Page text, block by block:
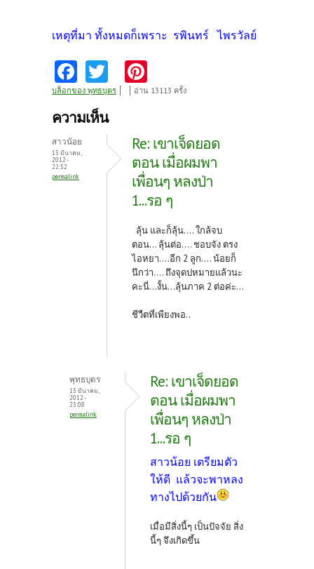
เหตุที่มา ทั้งหมดก็เพราะ รพินทร์ ไพรวัลย์
Fa
ce
b
o
o
k
w
itt
nt
es
t
บล็อกของ พุทธบุตร อ่าน 13113 ครั้ง
ความเห็น
สาวน้อย
13 มีนาคม,
2012 -
22:52
permalink
Re: เขาเจ็ดยอด
ตอน เมื่อผมพา
เพื่อนๆ หลงป่า
1...รอ ๆ
ลุ้น และก็ลุ้น.... ใกล้จบ
ตอน... ลุ้นต่อ.... ชอบจัง ตรง
ไอหยา....อีก 2 ลูก.... น้อยก็
นึกว่า.... ถึงจุดปหมายแล้วนะ
คะนี่...งั้น...ลุ้นภาค 2 ต่อค่ะ...
ชีวืตที่เพียงพอ..
พุทธบุตร
13 มีนาคม,
2012 -
23:08
permalink
Re: เขาเจ็ดยอด
ตอน เมื่อผมพา
เพื่อนๆ หลงป่า
1...รอ ๆ
สาวน้อย เตรียมตัว
ให้ดี แล้วจะพาหลง
ทางไปด้วยกัน
เมื่อมีสิ่งนี้ๆ เป็นปัจจัย สิ่ง
นี้ๆ จึงเกิดขึ้น